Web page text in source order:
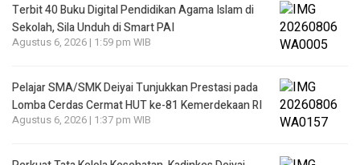
Terbit 40 Buku Digital Pendidikan Agama Islam di
Sekolah, Sila Unduh di Smart PAI
Agustus 6, 2026 | 1:59 pm WIB
Pelajar SMA/SMK Deiyai Tunjukkan Prestasi pada
Lomba Cerdas Cermat HUT ke-81 Kemerdekaan RI
Agustus 6, 2026 | 1:37 pm WIB